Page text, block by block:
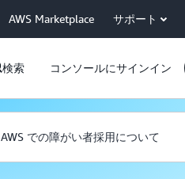
AWS Marketplace サポート
検索 コンソールにサインイン
AWS での障がい者採用について